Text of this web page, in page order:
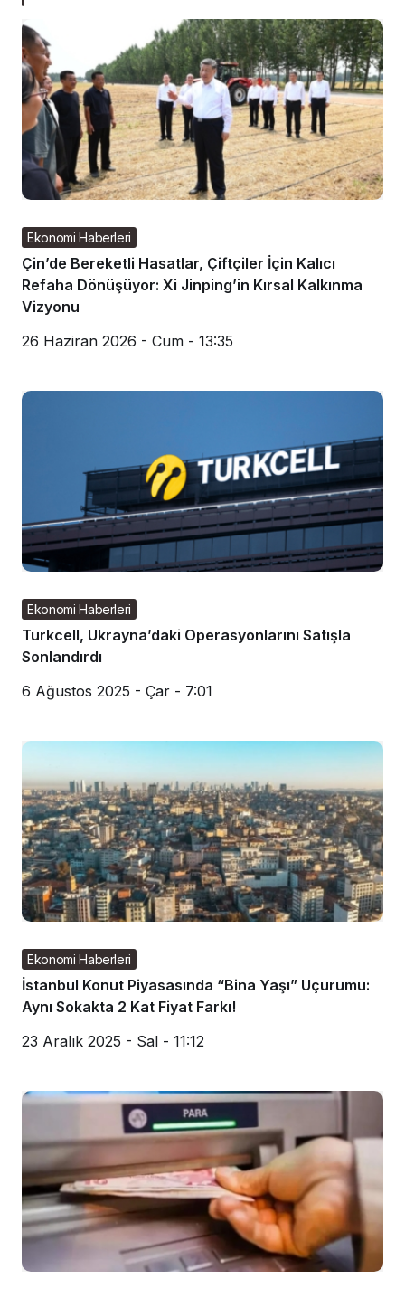
Ekonomi Haberleri
Çin’de Bereketli Hasatlar, Çiftçiler İçin Kalıcı
Refaha Dönüşüyor: Xi Jinping’in Kırsal Kalkınma
Vizyonu
26 Haziran 2026 - Cum - 13:35
Ekonomi Haberleri
Turkcell, Ukrayna’daki Operasyonlarını Satışla
Sonlandırdı
6 Ağustos 2025 - Çar - 7:01
Ekonomi Haberleri
İstanbul Konut Piyasasında “Bina Yaşı” Uçurumu:
Aynı Sokakta 2 Kat Fiyat Farkı!
23 Aralık 2025 - Sal - 11:12